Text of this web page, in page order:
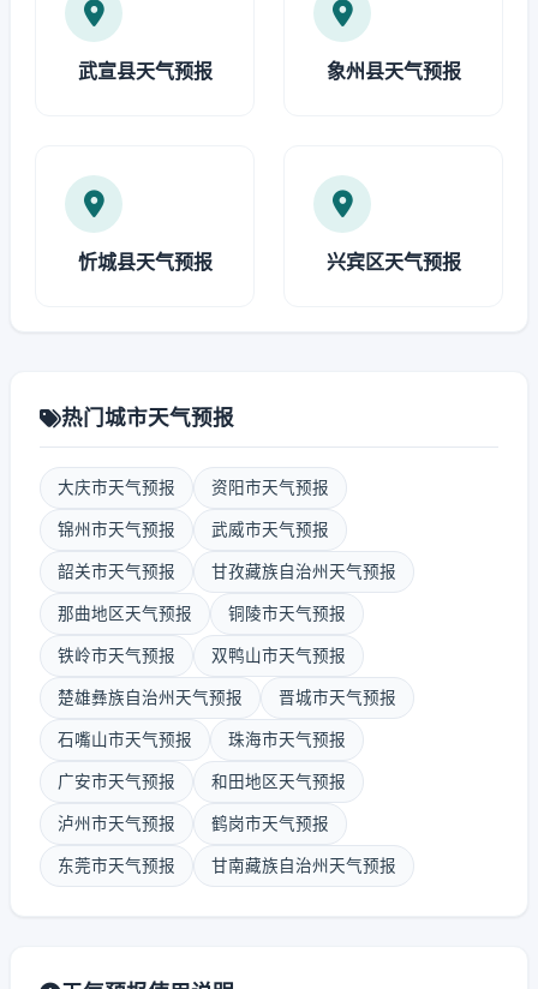
武宣县天气预报 象州县天气预报
忻城县天气预报 兴宾区天气预报
热门城市天气预报
大庆市天气预报 资阳市天气预报
锦州市天气预报 武威市天气预报
韶关市天气预报 甘孜藏族自治州天气预报
那曲地区天气预报 铜陵市天气预报
铁岭市天气预报 双鸭山市天气预报
楚雄彝族自治州天气预报 晋城市天气预报
石嘴山市天气预报 珠海市天气预报
广安市天气预报 和田地区天气预报
泸州市天气预报 鹤岗市天气预报
东莞市天气预报 甘南藏族自治州天气预报